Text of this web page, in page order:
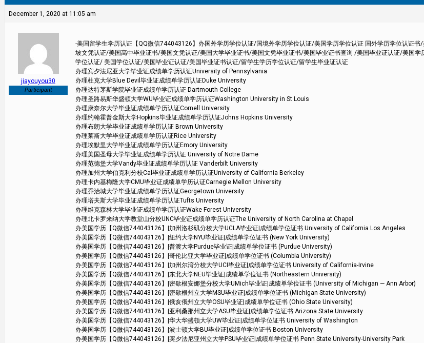
December 1, 2020 at 11:05 am
jiayouyou30
Participant
-美国留学生学历认证【QQ微信744043126】办国外学历学位认证/国境外学历学位认证/美国学历学位认证 国外学历学位认证
坡文凭认证/美国高中毕业证书/美国文凭认证/美国大学毕业证书/美国文凭毕业证书/美国毕业证书查询 /美国毕业证认证/美国
学位认证/ 美国学位认证/美国毕业证认证/美国毕业证书认证/留学生学历学位认证/留学生毕业证认证
办理宾夕法尼亚大学毕业证成绩单学历认证University of Pennsylvania
办理杜克大学Blue Devil毕业证成绩单学历认证Duke University
办理达特茅斯学院毕业证成绩单学历认证 Dartmouth College
办理圣路易斯华盛顿大学WU毕业证成绩单学历认证Washington University in St Louis
办理康奈尔大学毕业证成绩单学历认证Cornell University
办理约翰霍普金斯大学Hopkins毕业证成绩单学历认证Johns Hopkins University
办理布朗大学毕业证成绩单学历认证 Brown University
办理莱斯大学毕业证成绩单学历认证Rice University
办理埃默里大学毕业证成绩单学历认证Emory University
办理美国圣母大学毕业证成绩单学历认证 University of Notre Dame
办理范德堡大学Vandy毕业证成绩单学历认证 Vanderbilt University
办理加州大学伯克利分校Cal毕业证成绩单学历认证University of California Berkeley
办理卡内基梅隆大学CMU毕业证成绩单学历认证Carnegie Mellon University
办理乔治城大学毕业证成绩单学历认证Georgetown University
办理塔夫斯大学毕业证成绩单学历认证Tufts University
办理维克森林大学毕业证成绩单学历认证Wake Forest University
办理北卡罗来纳大学教堂山分校UNC毕业证成绩单学历认证The University of North Carolina at Chapel
办美国学历【Q微信744043126】|加州洛杉矶分校大学UCLA毕业证|成绩单学位证书 University of California Los Angeles
办美国学历【Q微信744043126】|纽约大学NYU毕业证|成绩单学位证书 (New York University)
办美国学历【Q微信744043126】|普渡大学Purdue毕业证|成绩单学位证书 (Purdue University)
办美国学历【Q微信744043126】|哥伦比亚大学毕业证|成绩单学位证书 (Columbia University)
办美国学历【Q微信744043126】|加州尔湾分校大学UCI毕业证|成绩单学位证书 University of California-Irvine
办美国学历【Q微信744043126】|东北大学NEU毕业证|成绩单学位证书 (Northeastern University)
办美国学历【Q微信744043126】|密歇根安娜堡分校大学UMich毕业证|成绩单学位证书 (University of Michigan — Ann Arbor)
办美国学历【Q微信744043126】|密歇根州立大学MSU毕业证|成绩单学位证书 (Michigan State University)
办美国学历【Q微信744043126】|俄亥俄州立大学OSU毕业证|成绩单学位证书 (Ohio State University)
办美国学历【Q微信744043126】|亚利桑那州立大学ASU毕业证|成绩单学位证书 Arizona State University
办美国学历【Q微信744043126】|华大华盛顿大学UW毕业证|成绩单学位证书 University of Washington
办美国学历【Q微信744043126】|波士顿大学BU毕业证|成绩单学位证书 Boston University
办美国学历【Q微信744043126】|宾夕法尼亚州立大学PSU毕业证|成绩单学位证书 Penn State University-University Park